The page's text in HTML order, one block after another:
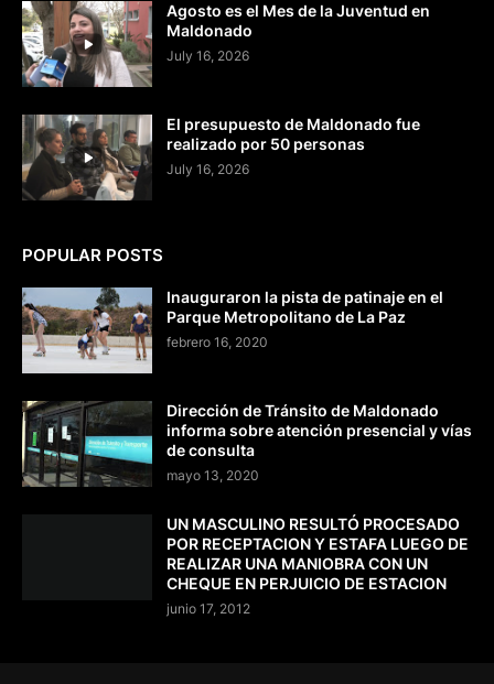
Agosto es el Mes de la Juventud en
Maldonado
July 16, 2026
El presupuesto de Maldonado fue
realizado por 50 personas
July 16, 2026
POPULAR POSTS
Inauguraron la pista de patinaje en el
Parque Metropolitano de La Paz
febrero 16, 2020
Dirección de Tránsito de Maldonado
informa sobre atención presencial y vías
de consulta
mayo 13, 2020
UN MASCULINO RESULTÓ PROCESADO
POR RECEPTACION Y ESTAFA LUEGO DE
REALIZAR UNA MANIOBRA CON UN
CHEQUE EN PERJUICIO DE ESTACION
junio 17, 2012